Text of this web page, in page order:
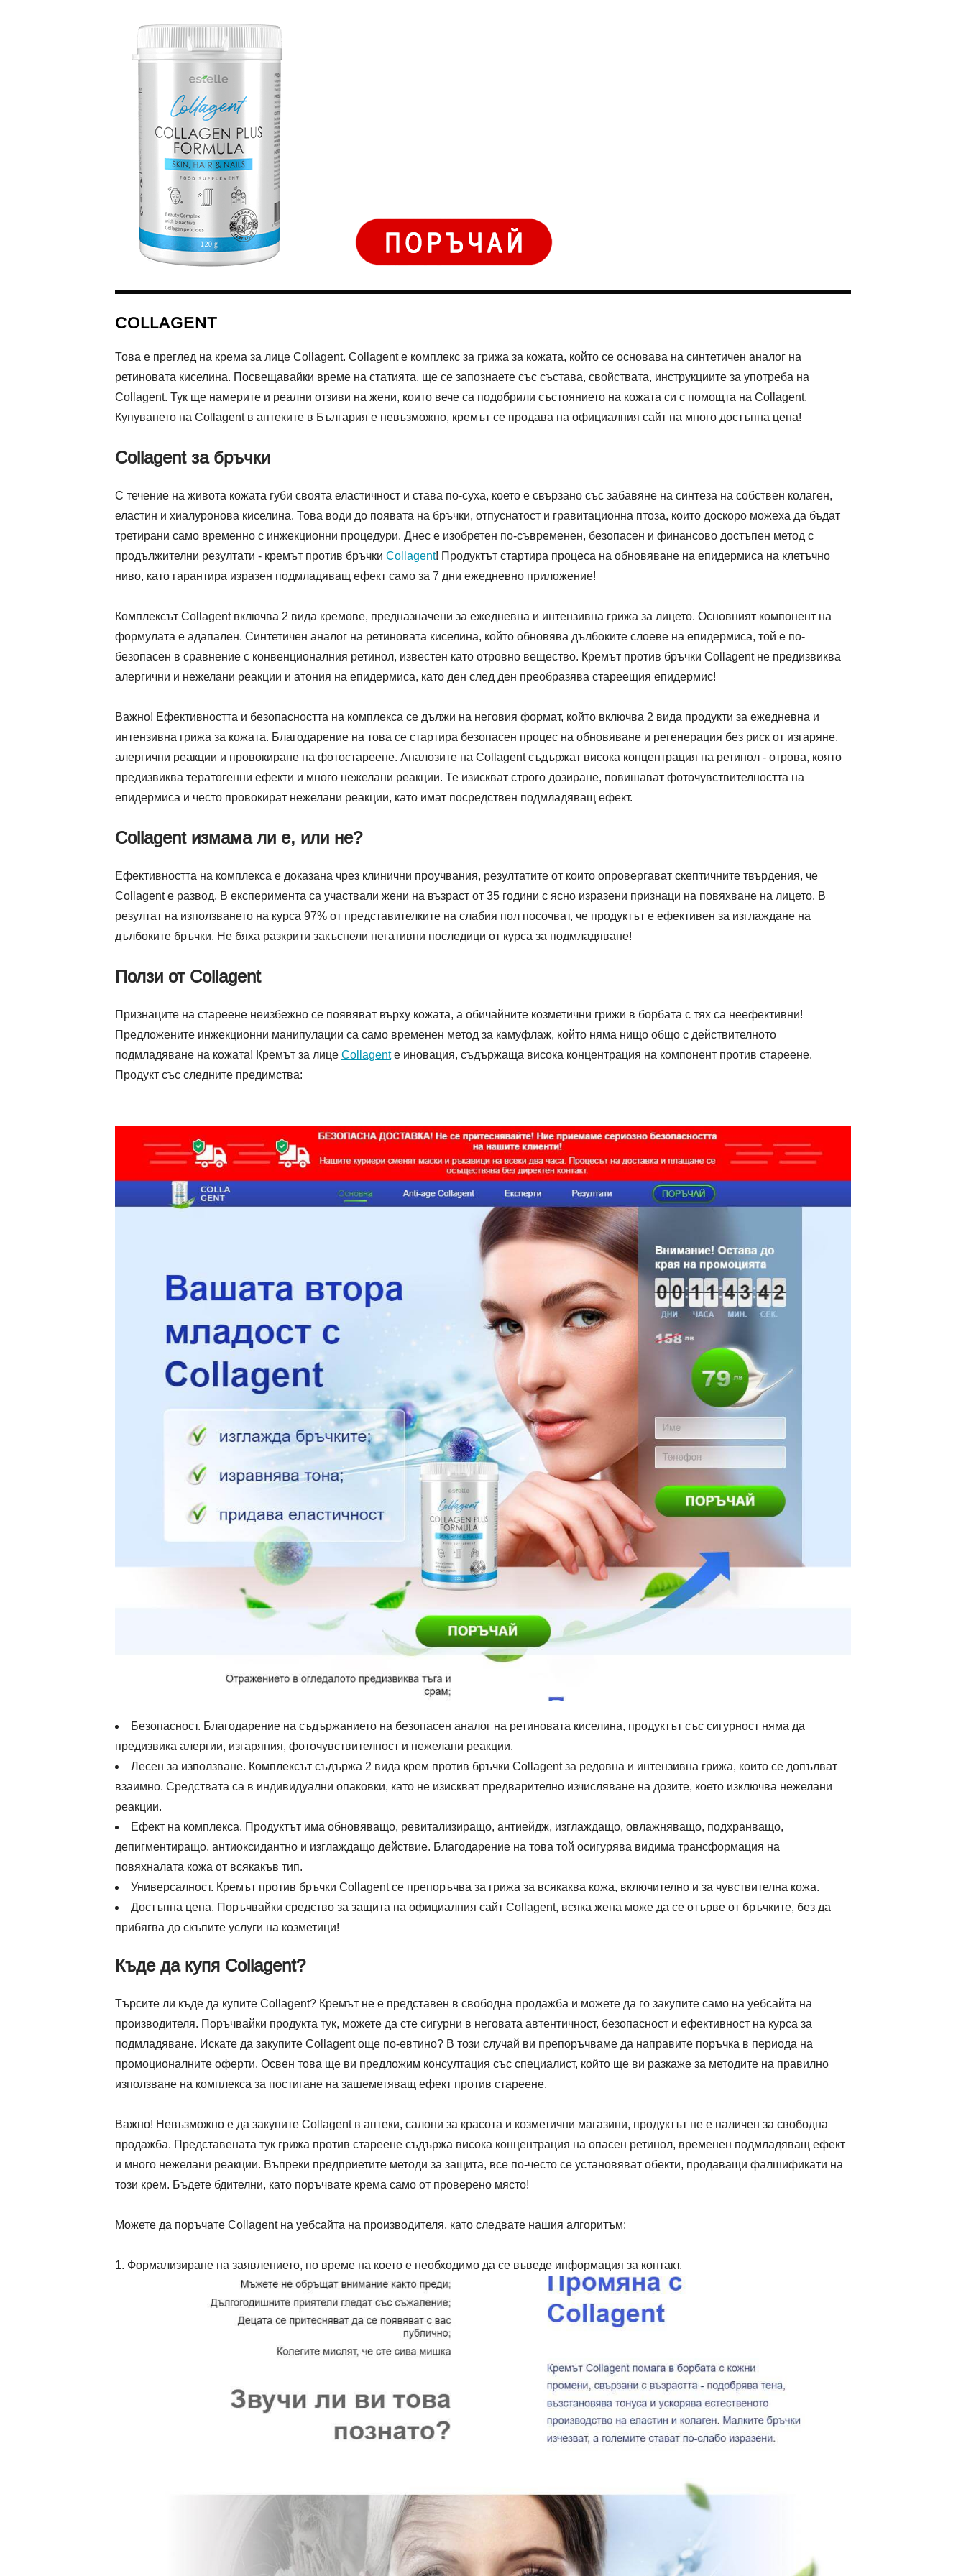
COLLAGENT
Това е преглед на крема за лице Collagent. Collagent е комплекс за грижа за кожата, който се основава на синтетичен аналог на
ретиновата киселина. Посвещавайки време на статията, ще се запознаете със състава, свойствата, инструкциите за употреба на
Collagent. Тук ще намерите и реални отзиви на жени, които вече са подобрили състоянието на кожата си с помощта на Collagent.
Купуването на Collagent в аптеките в България е невъзможно, кремът се продава на официалния сайт на много достъпна цена!
Collagent за бръчки
С течение на живота кожата губи своята еластичност и става по-суха, което е свързано със забавяне на синтеза на собствен колаген,
еластин и хиалуронова киселина. Това води до появата на бръчки, отпуснатост и гравитационна птоза, които доскоро можеха да бъдат
третирани само временно с инжекционни процедури. Днес е изобретен по-съвременен, безопасен и финансово достъпен метод с
продължителни резултати - кремът против бръчки Collagent! Продуктът стартира процеса на обновяване на епидермиса на клетъчно
ниво, като гарантира изразен подмладяващ ефект само за 7 дни ежедневно приложение!
Комплексът Collagent включва 2 вида кремове, предназначени за ежедневна и интензивна грижа за лицето. Основният компонент на
формулата е адапален. Синтетичен аналог на ретиновата киселина, който обновява дълбоките слоеве на епидермиса, той е по-
безопасен в сравнение с конвенционалния ретинол, известен като отровно вещество. Кремът против бръчки Collagent не предизвиква
алергични и нежелани реакции и атония на епидермиса, като ден след ден преобразява стареещия епидермис!
Важно! Ефективността и безопасността на комплекса се дължи на неговия формат, който включва 2 вида продукти за ежедневна и
интензивна грижа за кожата. Благодарение на това се стартира безопасен процес на обновяване и регенерация без риск от изгаряне,
алергични реакции и провокиране на фотостареене. Аналозите на Collagent съдържат висока концентрация на ретинол - отрова, която
предизвиква тератогенни ефекти и много нежелани реакции. Те изискват строго дозиране, повишават фоточувствителността на
епидермиса и често провокират нежелани реакции, като имат посредствен подмладяващ ефект.
Collagent измама ли е, или не?
Ефективността на комплекса е доказана чрез клинични проучвания, резултатите от които опровергават скептичните твърдения, че
Collagent е развод. В експеримента са участвали жени на възраст от 35 години с ясно изразени признаци на повяхване на лицето. В
резултат на използването на курса 97% от представителките на слабия пол посочват, че продуктът е ефективен за изглаждане на
дълбоките бръчки. Не бяха разкрити закъснели негативни последици от курса за подмладяване!
Ползи от Collagent
Признаците на стареене неизбежно се появяват върху кожата, а обичайните козметични грижи в борбата с тях са неефективни!
Предложените инжекционни манипулации са само временен метод за камуфлаж, който няма нищо общо с действителното
подмладяване на кожата! Кремът за лице Collagentе иновация, съдържаща висока концентрация на компонент против стареене.
Продукт със следните предимства:
Безопасност. Благодарение на съдържанието на безопасен аналог на ретиновата киселина, продуктът със сигурност няма да
предизвика алергии, изгаряния, фоточувствителност и нежелани реакции.
Лесен за използване. Комплексът съдържа 2 вида крем против бръчки Collagent за редовна и интензивна грижа, които се допълват
взаимно. Средствата са в индивидуални опаковки, като не изискват предварително изчисляване на дозите, което изключва нежелани
реакции.
Ефект на комплекса. Продуктът има обновяващо, ревитализиращо, антиейдж, изглаждащо, овлажняващо, подхранващо,
депигментиращо, антиоксидантно и изглаждащо действие. Благодарение на това той осигурява видима трансформация на
повяхналата кожа от всякакъв тип.
Универсалност. Кремът против бръчки Collagent се препоръчва за грижа за всякаква кожа, включително и за чувствителна кожа.
Достъпна цена. Поръчвайки средство за защита на официалния сайт Collagent, всяка жена може да се отърве от бръчките, без да
прибягва до скъпите услуги на козметици!
Къде да купя Collagent?
Търсите ли къде да купите Collagent? Кремът не е представен в свободна продажба и можете да го закупите само на уебсайта на
производителя. Поръчвайки продукта тук, можете да сте сигурни в неговата автентичност, безопасност и ефективност на курса за
подмладяване. Искате да закупите Collagent още по-евтино? В този случай ви препоръчваме да направите поръчка в периода на
промоционалните оферти. Освен това ще ви предложим консултация със специалист, който ще ви разкаже за методите на правилно
използване на комплекса за постигане на зашеметяващ ефект против стареене.
Важно! Невъзможно е да закупите Collagent в аптеки, салони за красота и козметични магазини, продуктът не е наличен за свободна
продажба. Представената тук грижа против стареене съдържа висока концентрация на опасен ретинол, временен подмладяващ ефект
и много нежелани реакции. Въпреки предприетите методи за защита, все по-често се установяват обекти, продаващи фалшификати на
този крем. Бъдете бдителни, като поръчвате крема само от проверено място!
Можете да поръчате Collagent на уебсайта на производителя, като следвате нашия алгоритъм:
Формализиране на заявлението, по време на което е необходимо да се въведе информация за контакт.